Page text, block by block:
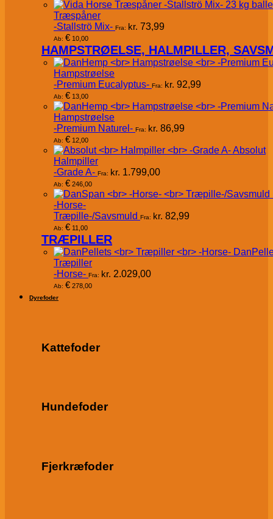
Træspåner
-Stallströ Mix- Fra: kr. 73,99
Ab: € 10,00
HAMPSTRØELSE, HALMPILLER,
Hampstrøelse
-Premium Eucalyptus- Fra: kr. 92,99
Ab: € 13,00
Hampstrøelse
-Premium Naturel- Fra: kr. 86,99
Ab: € 12,00
Absolut
Halmpiller
-Grade A- Fra: kr. 1.799,00
Ab: € 246,00
-Horse-
Træpille-/Savsmuld Fra: kr. 82,99
Ab: € 11,00
TRÆPILLER
Træpiller
-Horse- Fra: kr. 2.029,00
Ab: € 278,00
Dyrefoder
Kattefoder
Hundefoder
Fjerkræfoder